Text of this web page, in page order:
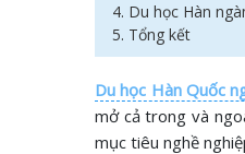
4. Du học Hàn
5. Tổng kết
Du học Hàn Quốc
mở cả trong và
mục tiêu nghề